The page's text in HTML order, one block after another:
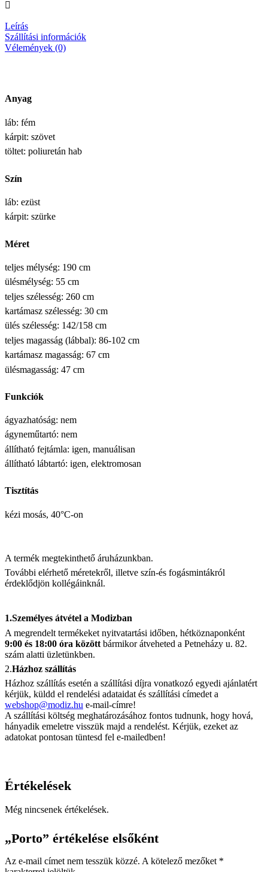
Leírás
Szállítási információk
Vélemények (0)
Anyag
láb: fém
kárpit: szövet
töltet: poliuretán hab
Szín
láb: ezüst
kárpit: szürke
Méret
teljes mélység: 190 cm
ülésmélység: 55 cm
teljes szélesség: 260 cm
kartámasz szélesség: 30 cm
ülés szélesség: 142/158 cm
teljes magasság (lábbal): 86-102 cm
kartámasz magasság: 67 cm
ülésmagasság: 47 cm
Funkciók
ágyazhatóság: nem
ágyneműtartó: nem
állítható fejtámla: igen, manuálisan
állítható lábtartó: igen, elektromosan
Tisztítás
kézi mosás, 40°C-on
A termék megtekinthető áruházunkban.
További elérhető méretekről, illetve szín-és fogásmintákról
érdeklődjön kollégáinknál.
1.Személyes átvétel a Modizban
A megrendelt termékeket nyitvatartási időben, hétköznaponként
9:00 és 18:00 óra között bármikor átveheted a Petneházy u. 82.
szám alatti üzletünkben.
2.Házhoz szállítás
Házhoz szállítás esetén a szállítási díjra vonatkozó egyedi ajánlatért
kérjük, küldd el rendelési adataidat és szállítási címedet a
webshop@modiz.hu e-mail-címre!
A szállítási költség meghatározásához fontos tudnunk, hogy hová,
hányadik emeletre visszük majd a rendelést. Kérjük, ezeket az
adatokat pontosan tüntesd fel e-mailedben!
Értékelések
Még nincsenek értékelések.
„Porto” értékelése elsőként
Az e-mail címet nem tesszük közzé. A kötelező mezőket *